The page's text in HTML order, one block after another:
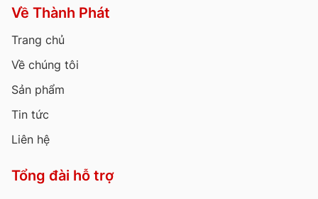
Về Thành Phát
Trang chủ
Về chúng tôi
Sản phẩm
Tin tức
Liên hệ
Tổng đài hỗ trợ